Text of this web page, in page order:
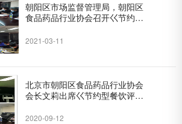
朝阳区市场监督管理局，朝阳区
食品药品行业协会召开巜节约型
定会
2021-03-11
北京市朝阳区食品药品行业协会
会长文莉出席巜节约型餐饮评价
2020-09-12